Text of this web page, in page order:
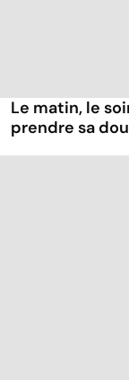
Le matin, le
prendre sa